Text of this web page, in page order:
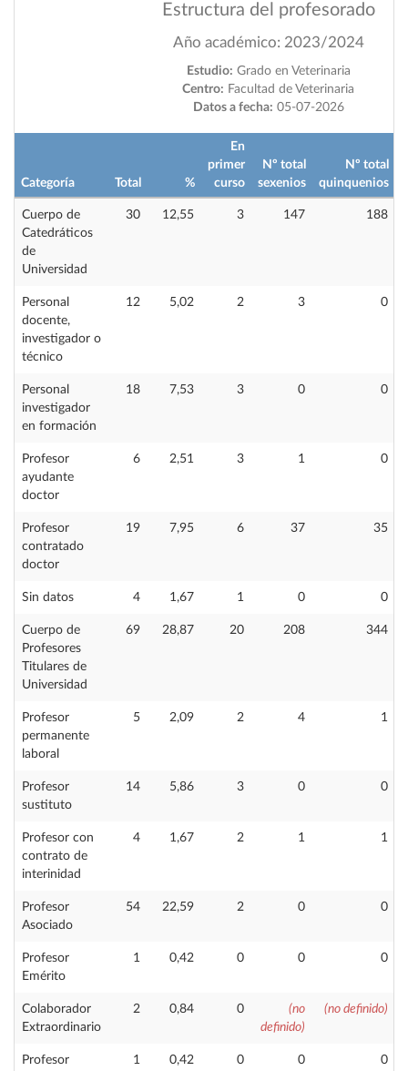
Estructura del profesorado
Año académico: 2023/2024
Estudio: Grado en Veterinaria
Centro: Facultad de Veterinaria
Datos a fecha: 05-07-2026
Categoría Total %
En
primer
curso
Nº total
sexenios
Nº total
quinquenios
Cuerpo de
Catedráticos
de
Universidad
30 12,55 3 147 188
Personal
docente,
investigador o
técnico
12 5,02 2 3 0
Personal
investigador
en formación
18 7,53 3 0 0
Profesor
ayudante
doctor
6 2,51 3 1 0
Profesor
contratado
doctor
19 7,95 6 37 35
Sin datos 4 1,67 1 0 0
Cuerpo de
Profesores
Titulares de
Universidad
69 28,87 20 208 344
Profesor
permanente
laboral
5 2,09 2 4 1
Profesor
sustituto
14 5,86 3 0 0
Profesor con
contrato de
interinidad
4 1,67 2 1 1
Profesor
Asociado
54 22,59 2 0 0
Profesor
Emérito
1 0,42 0 0 0
Colaborador
Extraordinario
2 0,84 0
(no
definido)
(no definido)
Profesor
1 0,42 0 0 0